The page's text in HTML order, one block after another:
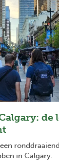
de
in Calgary.